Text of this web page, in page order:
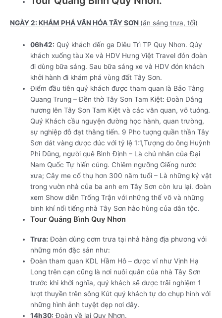
NGÀY 2: KHÁM PHÁ VĂN HÓA TÂY SƠN (ăn sáng trưa, tối)
06h42: Quý khách đến ga Diêu Trì TP Quy Nhơn. Qúy
khách xuống tàu Xe và HDV Hưng Việt Travel đón đoàn
đi dùng bữa sáng. Sau bữa sáng xe và HDV đón khách
khởi hành đi khám phá vùng đất Tây Sơn.
Điểm đầu tiên quý khách được tham quan là Bảo Tàng
Quang Trung – Đền thờ Tây Sơn Tam Kiệt: Đoàn Dâng
hương lên Tây Sơn Tam Kiệt và các văn quan, võ tuớng.
Quý Khách cầu nguyện đường học hành, quan trường,
sự nghiệp đỗ đạt thăng tiến. 9 Pho tuợng quần thần Tây
Sơn dát vàng được đúc với tỷ lệ 1:1,Tượng do ông Huỳnh
Phi Dũng, người quê Bình Định – Là chủ nhân của Đại
Nam Quốc Tự hiến cúng. Chiêm ngưỡng Giếng nước
xưa; Cây me cổ thụ hơn 300 năm tuổi – Là những kỷ vật
trong vuờn nhà của ba anh em Tây Sơn còn lưu lại. đoàn
xem Show diễn Trống Trận với những thế võ và những
binh khí nổi tiếng nhà Tây Sơn hào hùng của dân tộc.
Tour Quảng Bình Quy Nhơn
Trưa: Đoàn dùng cơm trưa tại nhà hàng địa phương với
những món đặc sản như:
Đoàn tham quan KDL Hầm Hô – được ví như Vịnh Hạ
Long trên cạn cũng là nơi nuôi quân của nhà Tây Sơn
trước khi khởi nghĩa, quý khách sẽ được trãi nghiệm 1
lượt thuyền trên sông Kút quý khách tự do chụp hình với
những hình ảnh tuyệt đẹp nơi đây.
14h30: Đoàn về lại Quy Nhơn.